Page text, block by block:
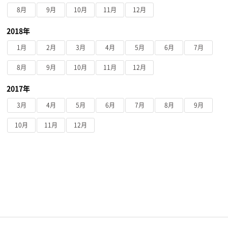
8月 9月 10月 11月 12月
2018年
1月 2月 3月 4月 5月 6月 7月
8月 9月 10月 11月 12月
2017年
3月 4月 5月 6月 7月 8月 9月
10月 11月 12月